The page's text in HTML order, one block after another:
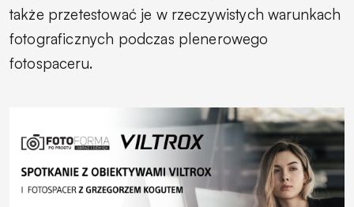
także przetestować je w rzeczywistych warunkach
fotograficznych podczas plenerowego
fotospaceru.